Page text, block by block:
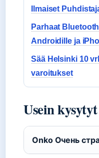
Ilmaiset
Parhaat
Androidille ja
Sää Helsinki 10
varoitukset
Usein
Onko Очень